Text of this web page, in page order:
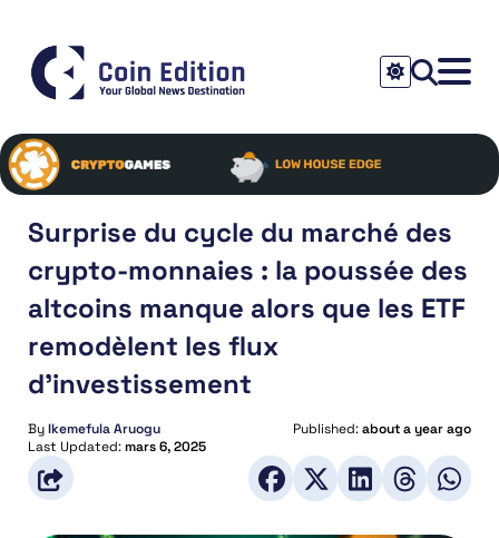
Surprise du cycle du marché des
crypto-monnaies : la poussée des
altcoins manque alors que les ETF
remodèlent les flux
d’investissement
ByIkemefula Aruogu Published:about a year ago
Last Updated:mars 6, 2025